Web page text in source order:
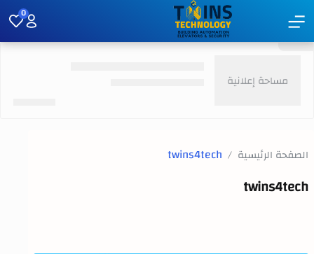
0
الصفحة الرئيسية
twins4tech